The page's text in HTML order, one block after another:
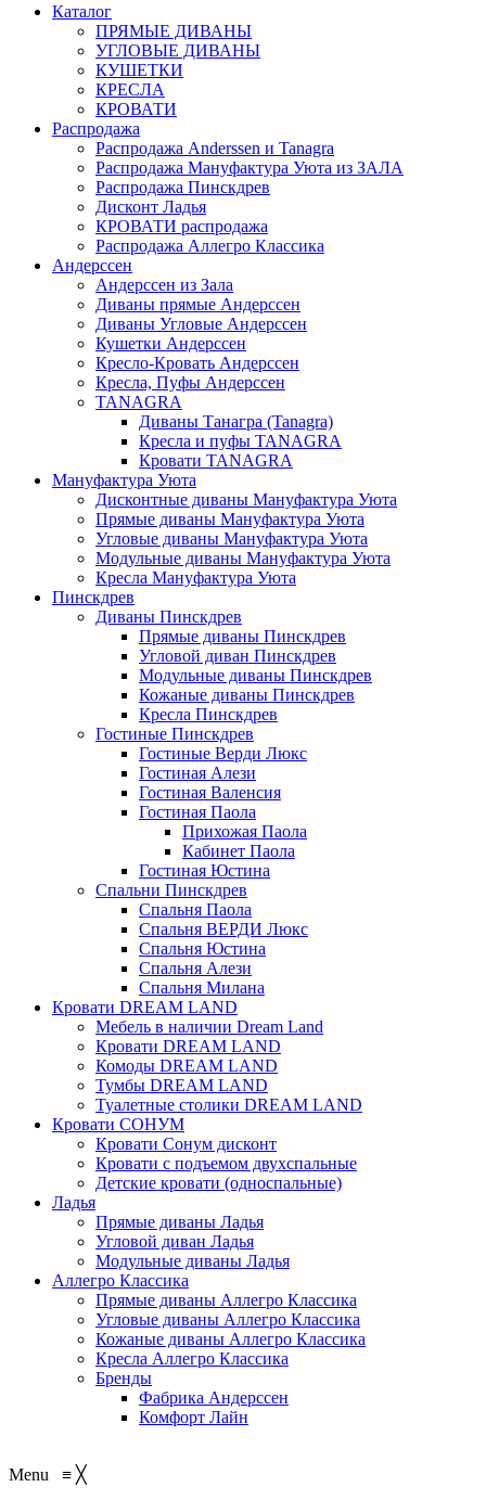
Каталог
ПРЯМЫЕ ДИВАНЫ
УГЛОВЫЕ ДИВАНЫ
КУШЕТКИ
КРЕСЛА
КРОВАТИ
Распродажа
Распродажа Аnderssen и Tanagra
Распродажа Мануфактура Уюта из ЗАЛА
Распродажа Пинскдрев
Дисконт Ладья
КРОВАТИ распродажа
Распродажа Аллегро Классика
Андерссен
Андерсcен из Зала
Диваны прямые Андерссен
Диваны Угловые Андерссен
Кушетки Андерссен
Кресло-Кровать Андерссен
Кресла, Пуфы Андерссен
TANAGRA
Диваны Танагра (Tanagra)
Кресла и пуфы TANAGRA
Кровати TANAGRA
Мануфактура Уюта
Дисконтные диваны Мануфактура Уюта
Прямые диваны Мануфактура Уюта
Угловые диваны Мануфактура Уюта
Модульные диваны Мануфактура Уюта
Кресла Мануфактура Уюта
Пинскдрев
Диваны Пинскдрев
Прямые диваны Пинскдрев
Угловой диван Пинскдрев
Модульные диваны Пинскдрев
Кожаные диваны Пинскдрев
Кресла Пинскдрев
Гостиные Пинскдрев
Гостиные Верди Люкс
Гостиная Алези
Гостиная Валенсия
Гостиная Паола
Прихожая Паола
Кабинет Паола
Гостиная Юстина
Спальни Пинскдрев
Спальня Паола
Спальня ВЕРДИ Люкс
Спальня Юстина
Спальня Алези
Спальня Милана
Кровати DREAM LAND
Мебель в наличии Dream Land
Кровати DREAM LAND
Комоды DREAM LAND
Тумбы DREAM LAND
Туалетные столики DREAM LAND
Кровати СОНУМ
Кровати Сонум дисконт
Кровати с подъемом двухспальные
Детские кровати (односпальные)
Ладья
Прямые диваны Ладья
Угловой диван Ладья
Модульные диваны Ладья
Аллегро Классика
Прямые диваны Аллегро Классика
Угловые диваны Аллегро Классика
Кожаные диваны Аллегро Классика
Кресла Аллегро Классика
Бренды
Фабрика Андерссен
Комфорт Лайн
Menu ≡ ╳